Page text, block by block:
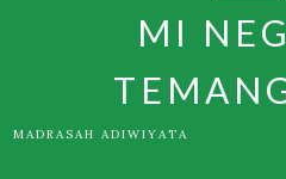
MI
MADRASAH ADIWIYATA